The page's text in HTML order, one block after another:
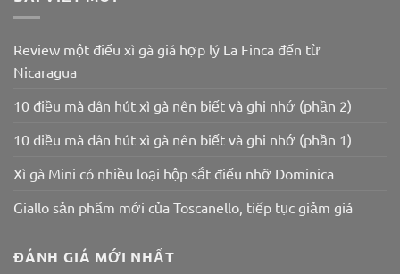
Review một điếu xì gà giá hợp lý La Finca đến từ
Nicaragua
10 điều mà dân hút xì gà nên biết và ghi nhớ (phần 2)
10 điều mà dân hút xì gà nên biết và ghi nhớ (phần 1)
Xì gà Mini có nhiều loại hộp sắt điếu nhỡ Dominica
Giallo sản phẩm mới của Toscanello, tiếp tục giảm giá
ĐÁNH GIÁ MỚI NHẤT